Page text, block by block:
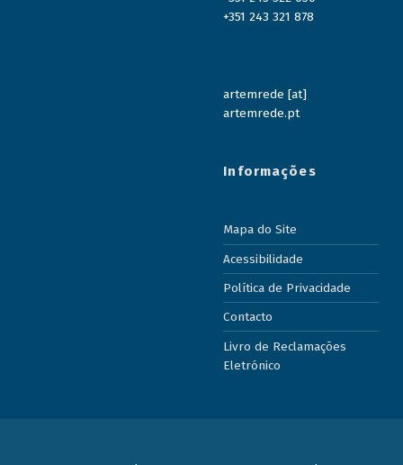
+351 243 321 878
artemrede [at]
artemrede.pt
Informações
Mapa do Site
Acessibilidade
Política de Privacidade
Contacto
Livro de Reclamações
Eletrónico